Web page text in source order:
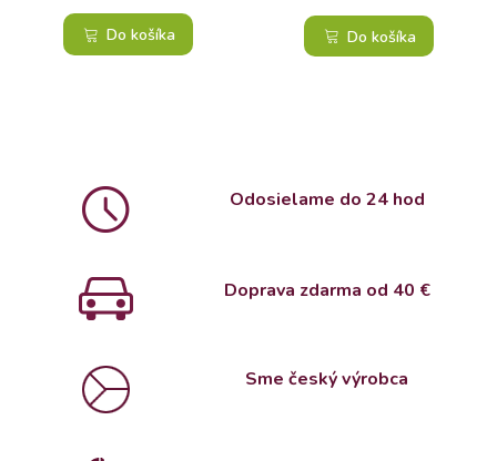
Do košíka Do košíka
Odosielame do 24 hod
Doprava zdarma od 40 €
Sme český výrobca